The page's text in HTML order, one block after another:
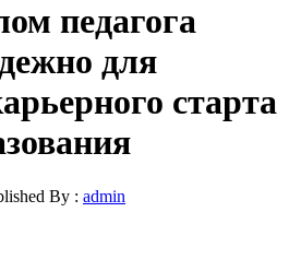
педагога
для
старта
By : admin